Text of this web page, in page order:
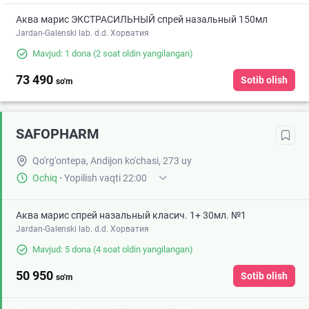
Аква марис ЭКСТРАСИЛЬНЫЙ спрей назальный 150мл
Jardan-Galenski lab. d.d. Хорватия
Mavjud: 1 dona (2 soat oldin yangilangan)
73 490 so'm Sotib olish
SAFOPHARM
Qo'rg'ontepa, Andijon ko'chasi, 273 uy
Ochiq · Yopilish vaqti 22:00
Аква марис спрей назальный класич. 1+ 30мл. №1
Jardan-Galenski lab. d.d. Хорватия
Mavjud: 5 dona (4 soat oldin yangilangan)
50 950 so'm Sotib olish